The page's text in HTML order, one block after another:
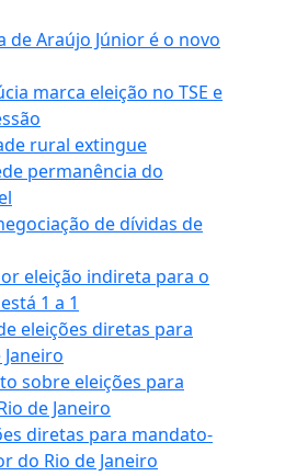
de Araújo Júnior é o novo
marca eleição no TSE e
rural extingue
permanência do
de dívidas de
eleição indireta para o
1 a 1
eleições diretas para
sobre eleições para
de Janeiro
diretas para mandato-
do Rio de Janeiro